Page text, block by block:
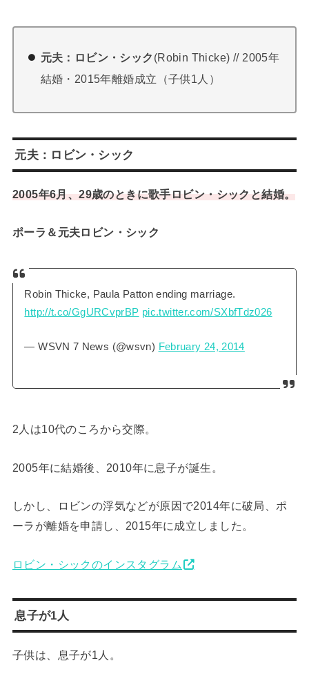
元夫：ロビン・シック (Robin Thicke) // 2005年
結婚・2015年離婚成立（子供1人）
元夫：ロビン・シック
2005年6月、29歳のときに歌手ロビン・シックと結婚。
ポーラ＆元夫ロビン・シック
Robin Thicke, Paula Patton ending marriage.
http://t.co/GgURCvprBP pic.twitter.com/SXbfTdz026
— WSVN 7 News (@wsvn) February 24, 2014
2人は10代のころから交際。
2005年に結婚後、2010年に息子が誕生。
しかし、ロビンの浮気などが原因で2014年に破局、ポ
ーラが離婚を申請し、2015年に成立しました。
ロビン・シックのインスタグラム
息子が1人
子供は、息子が1人。